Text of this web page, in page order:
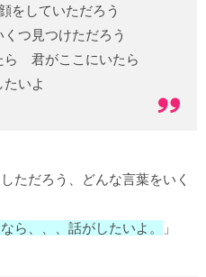
をしていただろう
つ見つけただろう
君がここにいたら
たいよ
ただろう、どんな言葉をいく
ら、、、話がしたいよ。
」